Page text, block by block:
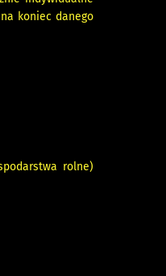
koniec danego
rolne)